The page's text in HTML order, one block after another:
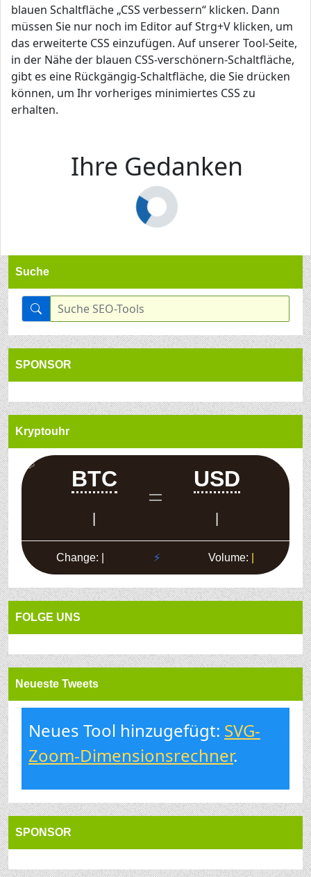
blauen Schaltfläche „CSS verbessern“ klicken. Dann
müssen Sie nur noch im Editor auf Strg+V klicken, um
das erweiterte CSS einzufügen. Auf unserer Tool-Seite,
in der Nähe der blauen CSS-verschönern-Schaltfläche,
gibt es eine Rückgängig-Schaltfläche, die Sie drücken
können, um Ihr vorheriges minimiertes CSS zu
erhalten.
Ihre Gedanken
Suche
SPONSOR
Kryptouhr
FOLGE UNS
Neueste Tweets
Neues Tool hinzugefügt: SVG-
Zoom-Dimensionsrechner.
SPONSOR